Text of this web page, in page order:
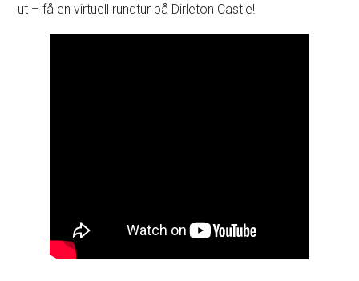
ut – få en virtuell rundtur på Dirleton Castle!